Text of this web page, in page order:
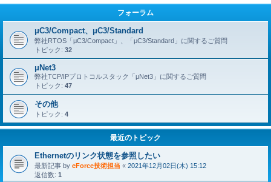
フォーラム
μC3/Compact、μC3/Standard
弊社RTOS「μC3/Compact」、「μC3/Standard」に関するご質問
トピック: 32
μNet3
弊社TCP/IPプロトコルスタック「μNet3」に関するご質問
トピック: 47
その他
トピック: 4
最近のトピック
Ethernetのリンク状態を参照したい
最新記事 by eForce技術担当 « 2021年12月02日(木) 15:12
返信数: 1